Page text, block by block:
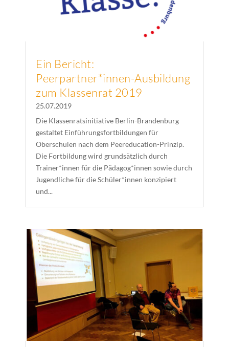
Ein Bericht:
Peerpartner*innen-Ausbildung
zum Klassenrat 2019
25.07.2019
Die Klassenratsinitiative Berlin-Brandenburg
gestaltet Einführungsfortbildungen für
Oberschulen nach dem Peereducation-Prinzip.
Die Fortbildung wird grundsätzlich durch
Trainer*innen für die Pädagog*innen sowie durch
Jugendliche für die Schüler*innen konzipiert
und...